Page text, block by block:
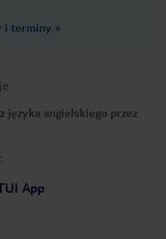
i terminy »
języka angielskiego przez
App